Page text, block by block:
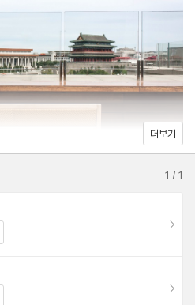
매력적인 후통 대표 카페
페
여유로운 차의 시간
북경 대표 바리스타의 커피숍
콤 [프렌즈] 테마 카페
속 작은 대만
더보기
1 /1